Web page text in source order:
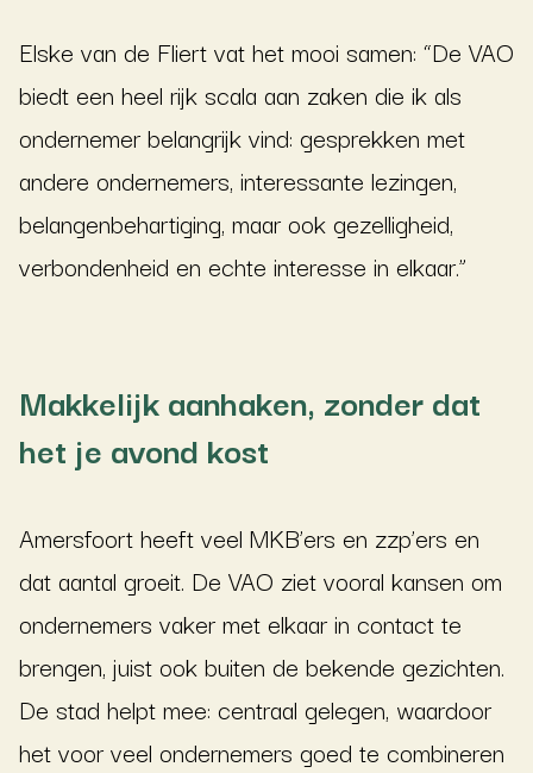
Elske van de Fliert vat het mooi samen: “De VAO
biedt een heel rijk scala aan zaken die ik als
ondernemer belangrijk vind: gesprekken met
andere ondernemers, interessante lezingen,
belangenbehartiging, maar ook gezelligheid,
verbondenheid en echte interesse in elkaar.”
Makkelijk aanhaken, zonder dat
het je avond kost
Amersfoort heeft veel MKB’ers en zzp’ers en
dat aantal groeit. De VAO ziet vooral kansen om
ondernemers vaker met elkaar in contact te
brengen, juist ook buiten de bekende gezichten.
De stad helpt mee: centraal gelegen, waardoor
het voor veel ondernemers goed te combineren